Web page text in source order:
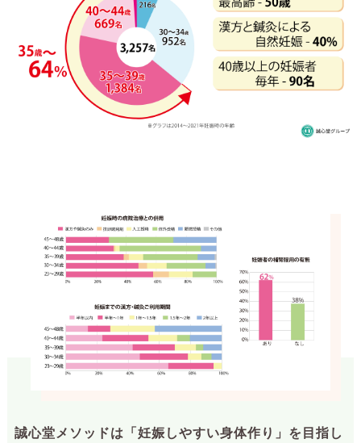
誠心堂メソッドは「妊娠しやすい身体作り」を目指し